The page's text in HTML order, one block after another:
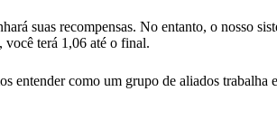
suas recompensas. No entanto, o nosso
terá 1,06 até o final.
entender como um grupo de aliados trabalha